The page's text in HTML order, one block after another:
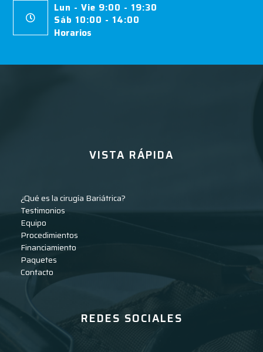
Lun - Vie 9:00 - 19:30
Sáb 10:00 - 14:00
Horarios
VISTA RÁPIDA
¿Qué es la cirugía Bariátrica?
Testimonios
Equipo
Procedimientos
Financiamiento
Paquetes
Contacto
REDES SOCIALES